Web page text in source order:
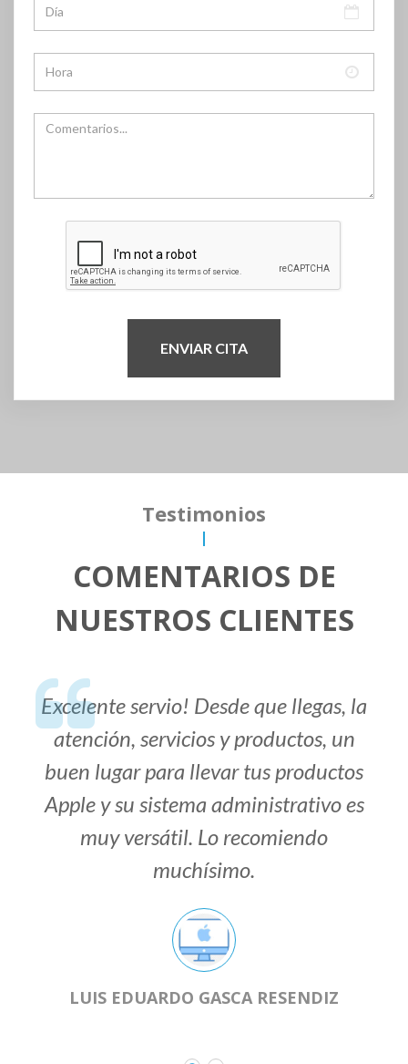
ENVIAR CITA
Testimonios
COMENTARIOS DE
NUESTROS CLIENTES
Excelente servio! Desde que llegas, la
atención, servicios y productos, un
buen lugar para llevar tus productos
Apple y su sistema administrativo es
muy versátil. Lo recomiendo
muchísimo.
LUIS EDUARDO GASCA RESENDIZ